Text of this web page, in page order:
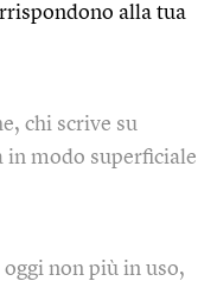
alla tua
chi scrive su
in modo superficiale
non più in uso,